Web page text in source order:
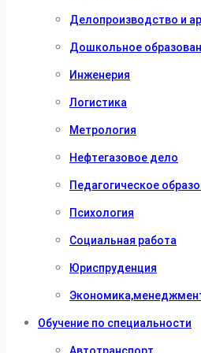
Делопроизводство и
Дошкольное
Инженерия
Логистика
Метрология
Нефтегазовое дело
Педагогическое
Психология
Социальная работа
Юриспруденция
Обучение по специальности